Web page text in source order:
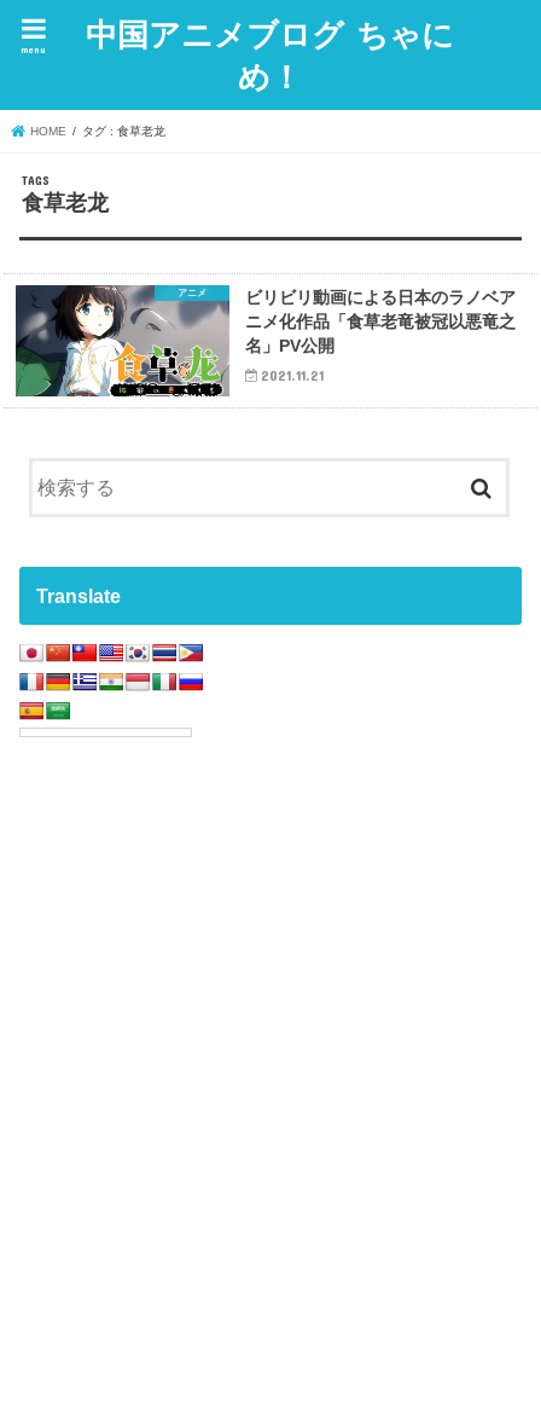
中国アニメブログ ちゃに
め！
menu
HOME タグ : 食草老龙
食草老龙
アニメ
ビリビリ動画による日本のラノベア
ニメ化作品「食草老竜被冠以悪竜之
名」PV公開
2021.11.21
Translate